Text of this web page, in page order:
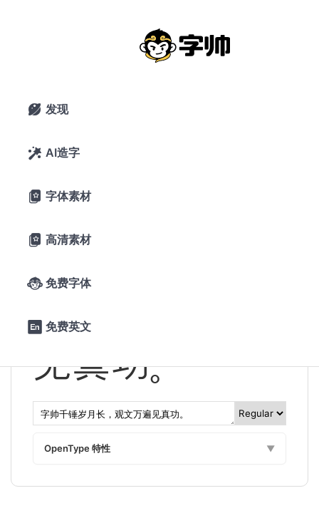
 发现
 AI造字
 字体素材
 高清素材
 免费字体
 免费英文
Hamchorom黑体：一款漂亮韩国旧字
形免费商用黑体字形
0 下载
6条评论
字帅千锤岁月
长，观文万遍
见真功。
OpenType 特性 ▼